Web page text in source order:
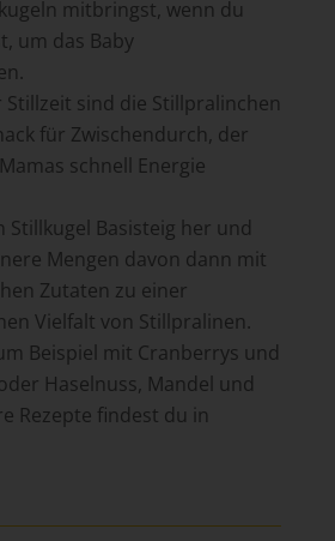
mitbringst, wenn du
um das Baby
Stillzeit sind die Stillpralinchen
für Zwischendurch, der
schnell Energie
Stillkugel Basisteig her und
Mengen davon dann mit
Zutaten zu einer
Vielfalt von Stillpralinen.
Beispiel mit Cranberrys und
Haselnuss, Mandel und
Rezepte findest du in